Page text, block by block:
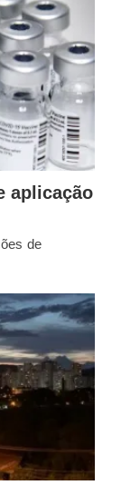
aplicação
de